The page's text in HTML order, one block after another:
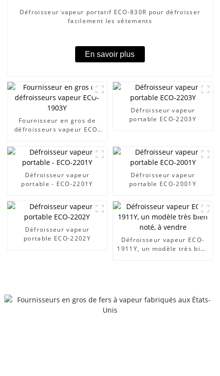
Défroisseur vapeur portatif ECO-830R pour défroisser
facilement les vêtements
En savoir plus
Fournisseur en gros de
défroisseurs vapeur ECO-
Défroisseur vapeur
portable ECO-2203Y
Défroisseur vapeur
portable - ECO-2201Y
Défroisseur vapeur
portable ECO-2001Y
Défroisseur vapeur
portable ECO-2202Y
Défroisseur vapeur ECO-
1911Y, un modèle très bien